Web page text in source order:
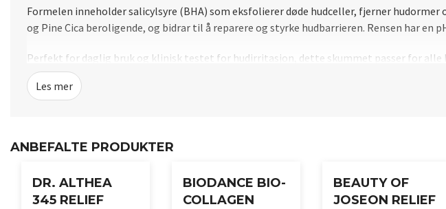
Formelen inneholder salicylsyre (BHA) som eksfolierer døde hudceller, fjerner
og Pine Cica beroligende, og bidrar til å reparere og styrke hudbarrieren. Rensen har
Perfekt for daglig bruk og klinisk testet for hudirritasjon, dette skummet passer for
Bruksanvisning:
Les mer
ANBEFALTE PRODUKTER
DR. ALTHEA
345 RELIEF
BIODANCE BIO-
COLLAGEN
BEAUTY OF
JOSEON RELIEF